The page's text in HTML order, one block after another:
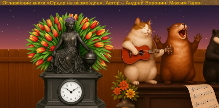
Оглавление книги «Ордер на возмездие». Автор – Андрей Воронин, Максим Гарин